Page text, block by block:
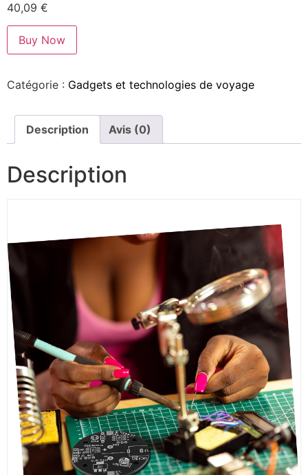
40,09 €
Buy Now
Catégorie : Gadgets et technologies de voyage
Description Avis (0)
Description